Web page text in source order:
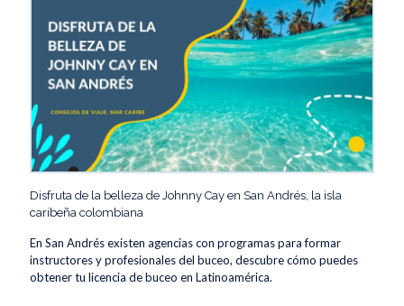
Disfruta de la belleza de Johnny Cay en San Andrés, la isla
caribeña colombiana
En San Andrés existen agencias con programas para formar
instructores y profesionales del buceo, descubre cómo puedes
obtener tu licencia de buceo en Latinoamérica.